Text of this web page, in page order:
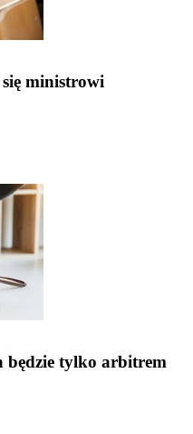
ministrowi
będzie tylko arbitrem